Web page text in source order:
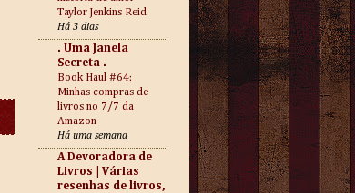
Taylor Jenkins Reid
Há 3 dias
. Uma Janela
Secreta .
Book Haul #64:
Minhas compras de
livros no 7/7 da
Amazon
Há uma semana
A Devoradora de
Livros | Várias
resenhas de livros,